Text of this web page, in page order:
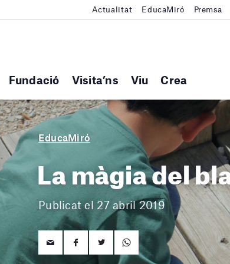
Fundació Visita’ns Viu Crea
Actualitat EducaMiró Premsa
EducaMiró
La màgia del
Publicat el 27 abril 2019